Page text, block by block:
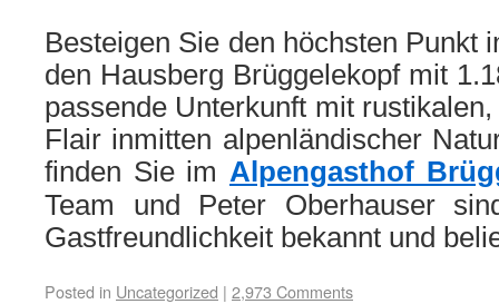
Besteigen Sie den höchsten Punkt
den Hausberg Brüggelekopf mit
passende Unterkunft mit
Flair inmitten alpenländischer
finden Sie im Alpengasthof
Team und Peter Oberhauser
Gastfreundlichkeit bekannt und
Posted in Uncategorized | 2,973 Comments